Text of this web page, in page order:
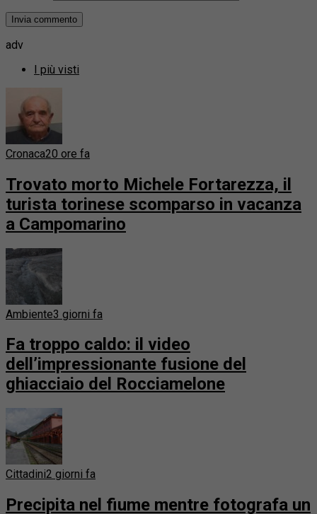
adv
I più visti
Cronaca20 ore fa
Trovato morto Michele Fortarezza, il
turista torinese scomparso in vacanza
a Campomarino
Ambiente3 giorni fa
Fa troppo caldo: il video
dell’impressionante fusione del
ghiacciaio del Rocciamelone
Cittadini2 giorni fa
Precipita nel fiume mentre fotografa un